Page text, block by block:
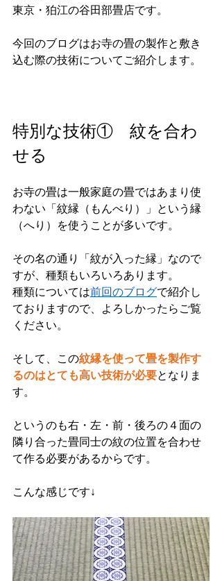
東京・狛江の谷田部畳店です。
今回のブログはお寺の畳の製作と敷き
込む際の技術についてご紹介します。
特別な技術①　紋を合わ
せる
お寺の畳は一般家庭の畳ではあまり使
わない「紋縁（もんべり）」という縁
（へり）を使うことが多いです。
その名の通り「紋が入った縁」なので
すが、種類もいろいろあります。
種類については前回のブログで紹介し
ておりますので、よろしかったらご覧
ください。
そして、この紋縁を使って畳を製作す
るのはとても高い技術が必要となりま
す。
というのも右・左・前・後ろの４面の
隣り合った畳同士の紋の位置を合わせ
て作る必要があるからです。
こんな感じです↓